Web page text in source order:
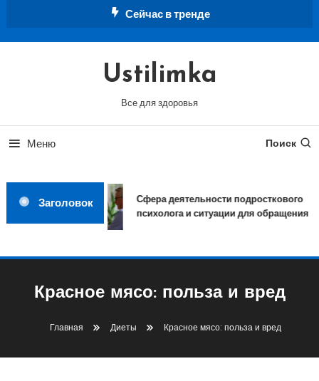
Сейчас в тренде
Ustilimka
Все для здоровья
Меню Поиск
Заголовок
Сфера деятельности подросткового
психолога и ситуации для обращения
Красное мясо: польза и вред
Главная Диеты Красное мясо: польза и вред